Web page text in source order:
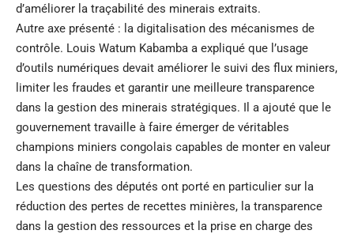
d’améliorer la traçabilité des minerais extraits.
Autre axe présenté : la digitalisation des mécanismes de
contrôle. Louis Watum Kabamba a expliqué que l’usage
d’outils numériques devait améliorer le suivi des flux miniers,
limiter les fraudes et garantir une meilleure transparence
dans la gestion des minerais stratégiques. Il a ajouté que le
gouvernement travaille à faire émerger de véritables
champions miniers congolais capables de monter en valeur
dans la chaîne de transformation.
Les questions des députés ont porté en particulier sur la
réduction des pertes de recettes minières, la transparence
dans la gestion des ressources et la prise en charge des